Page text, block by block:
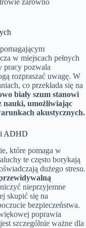
zarówno
w miejscach pełnych
pracy pozwala
rozpraszać uwagę. W
co przekłada się na
biały szum stanowi
nauki, umożliwiając
akustycznych.
i ADHD
które pomaga w
te często borykają
dużego stresu.
nieprzyjemne
skupić się na
bezpieczeństwa.
poprawia
szczególnie ważne dla